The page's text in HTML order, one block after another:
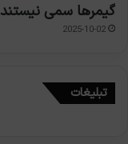
گیمرها سمی نیستند
2025-10-02
تبلیغات